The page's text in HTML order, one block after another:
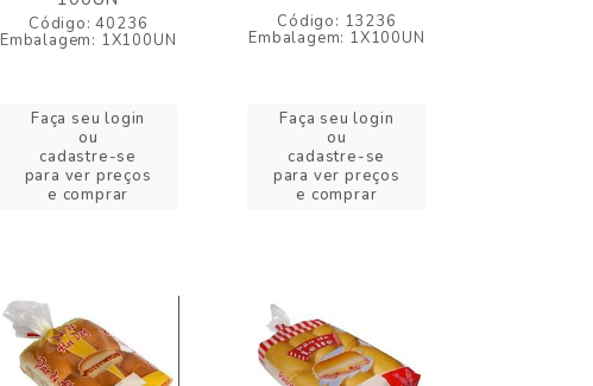
Código: 40236
Embalagem: 1X100UN
Faça seu login
ou
cadastre-se
para ver preços
e comprar
Código: 13236
Embalagem: 1X100UN
Faça seu login
ou
cadastre-se
para ver preços
e comprar